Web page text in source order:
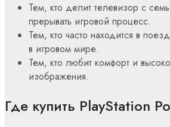
Тем, кто делит телевизор с
прерывать игровой процесс.
Тем, кто часто находится в
в игровом мире.
Тем, кто любит комфорт и
изображения.
Где купить PlayStation